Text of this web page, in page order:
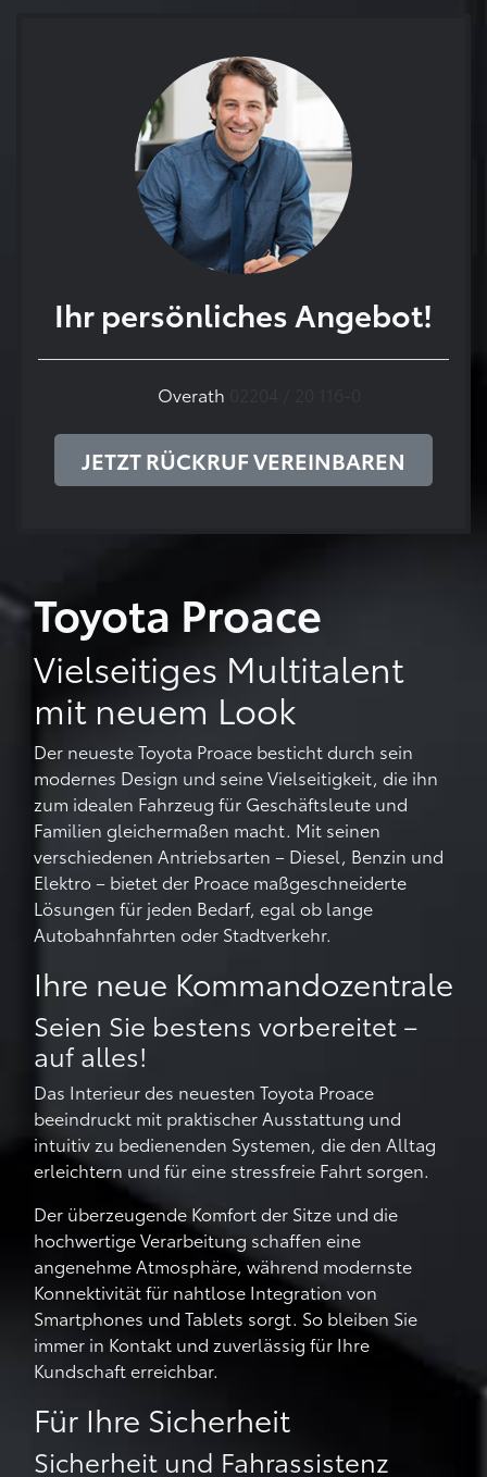
Ihr persönliches Angebot!
Overath
JETZT RÜCKRUF VEREINBAREN
Toyota Proace
Vielseitiges Multitalent
mit neuem Look
Der neueste Toyota Proace besticht durch sein
modernes Design und seine Vielseitigkeit, die ihn
zum idealen Fahrzeug für Geschäftsleute und
Familien gleichermaßen macht. Mit seinen
verschiedenen Antriebsarten – Diesel, Benzin und
Elektro – bietet der Proace maßgeschneiderte
Lösungen für jeden Bedarf, egal ob lange
Autobahnfahrten oder Stadtverkehr.
Ihre neue Kommandozentrale
Seien Sie bestens vorbereitet –
auf alles!
Das Interieur des neuesten Toyota Proace
beeindruckt mit praktischer Ausstattung und
intuitiv zu bedienenden Systemen, die den Alltag
erleichtern und für eine stressfreie Fahrt sorgen.
Der überzeugende Komfort der Sitze und die
hochwertige Verarbeitung schaffen eine
angenehme Atmosphäre, während modernste
Konnektivität für nahtlose Integration von
Smartphones und Tablets sorgt. So bleiben Sie
immer in Kontakt und zuverlässig für Ihre
Kundschaft erreichbar.
Für Ihre Sicherheit
Sicherheit und Fahrassistenz